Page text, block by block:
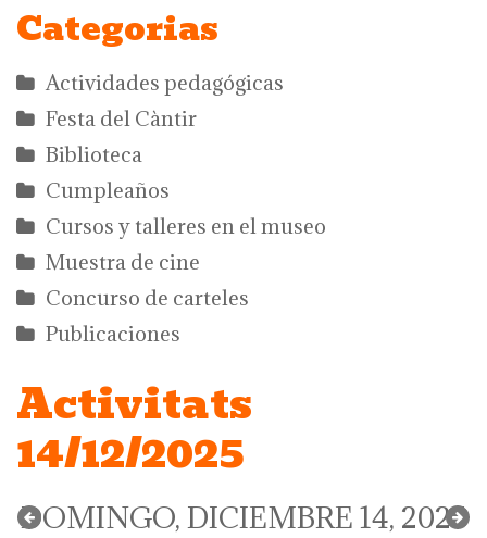
Categorias
Actividades pedagógicas
Festa del Càntir
Biblioteca
Cumpleaños
Cursos y talleres en el museo
Muestra de cine
Concurso de carteles
Publicaciones
Activitats
14/12/2025
DOMINGO, DICIEMBRE 14, 2025